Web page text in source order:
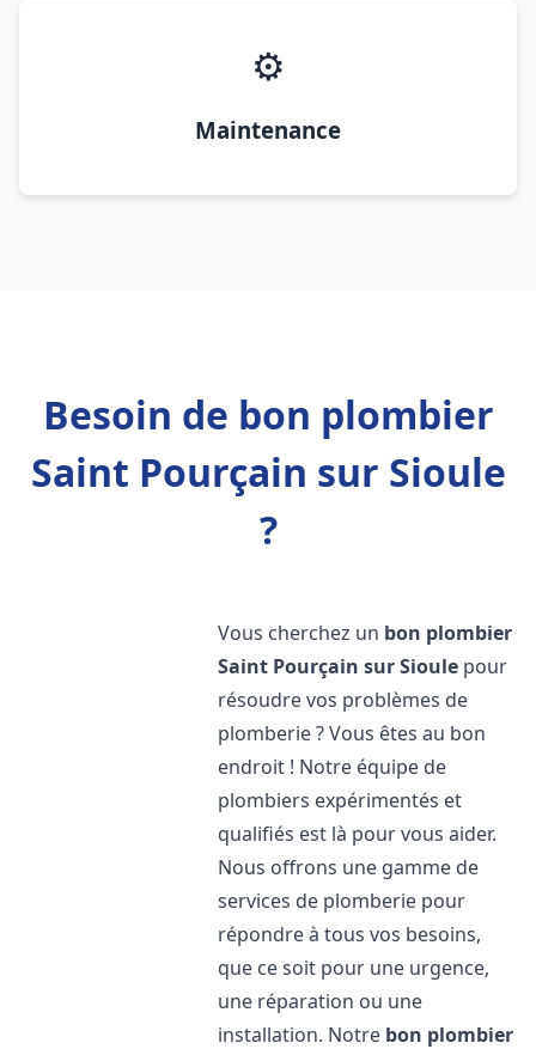
⚙️
Maintenance
Besoin de bon plombier
Saint Pourçain sur Sioule
?
Vous cherchez un bon plombier
Saint Pourçain sur Sioule pour
résoudre vos problèmes de
plomberie ? Vous êtes au bon
endroit ! Notre équipe de
plombiers expérimentés et
qualifiés est là pour vous aider.
Nous offrons une gamme de
services de plomberie pour
répondre à tous vos besoins,
que ce soit pour une urgence,
une réparation ou une
installation. Notre bon plombier